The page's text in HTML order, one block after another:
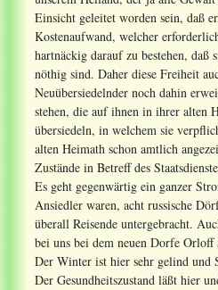
Einsicht geleitet worden sein, daß
Kostenaufwand, welcher
hartnäckig darauf zu bestehen, daß
nöthig sind. Daher diese Freiheit
Neuübersiedelnder noch dahin
stehen, die auf ihnen in ihrer alten
übersiedeln, in welchem sie
alten Heimath schon amtlich
Zustände in Betreff des
Es geht gegenwärtig ein ganzer
Ansiedler waren, acht russische
überall Reisende untergebracht.
bei uns bei dem neuen Dorfe Orloff
Der Winter ist hier sehr gelind und
Der Gesundheitszustand läßt hier